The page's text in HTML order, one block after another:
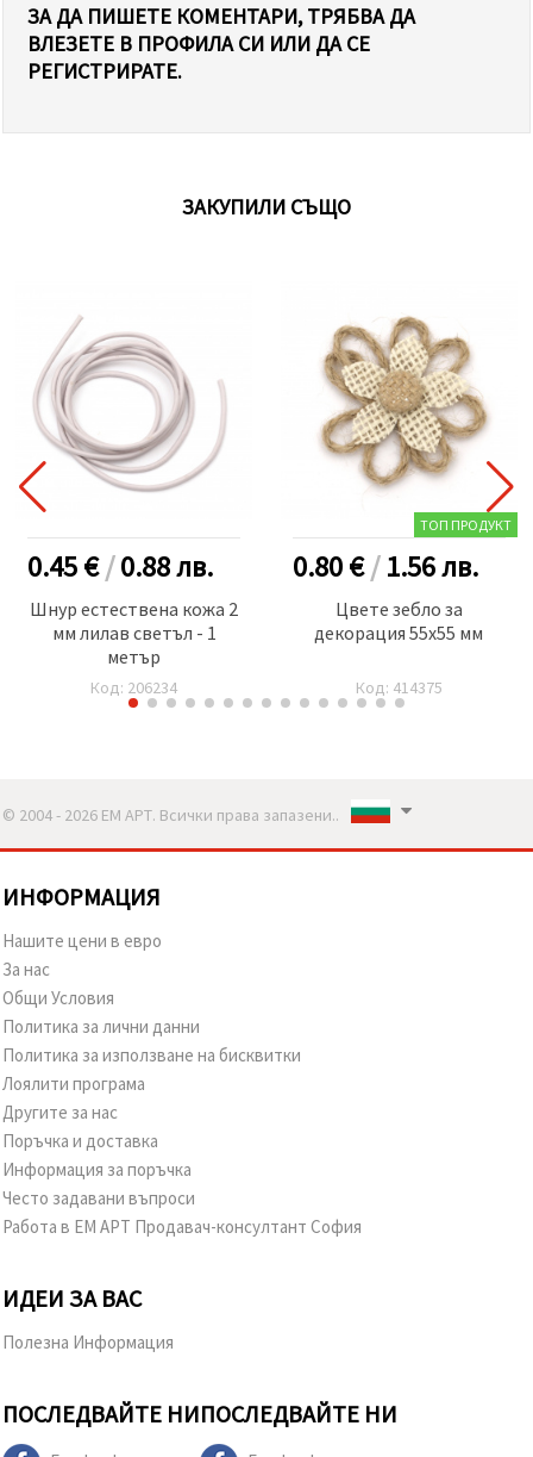
ЗА ДА ПИШЕТЕ КОМЕНТАРИ, ТРЯБВА ДА
ВЛЕЗЕТЕ В ПРОФИЛА СИ ИЛИ ДА СЕ
РЕГИСТРИРАТЕ.
ЗАКУПИЛИ СЪЩО
0.45 €/0.88лв.
Шнур естествена кожа 2
мм лилав светъл - 1
метър
Код: 206234
ТОП ПРОДУКТ
0.80 €/1.56лв.
Цвете зебло за
декорация 55x55 мм
Код: 414375
© 2004 - 2026 ЕМ АРТ. Всички права запазени..
ИНФОРМАЦИЯ
Нашите цени в евро
За нас
Общи Условия
Политика за лични данни
Политика за използване на бисквитки
Лоялити програма
Другите за нас
Поръчка и доставка
Информация за поръчка
Често задавани въпроси
Работа в ЕМ АРТ Продавач-консултант София
ИДЕИ ЗА ВАС
Полезна Информация
ПОСЛЕДВАЙТЕ НИПОСЛЕДВАЙТЕ НИ